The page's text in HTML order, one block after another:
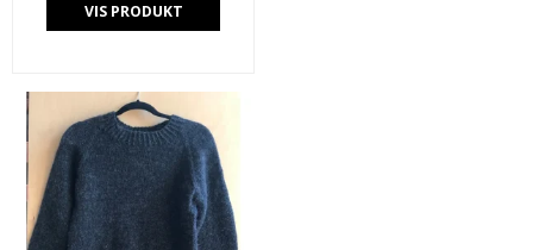
VIS PRODUKT